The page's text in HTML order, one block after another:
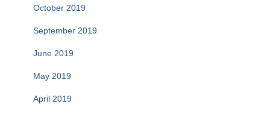
October 2019
September 2019
June 2019
May 2019
April 2019